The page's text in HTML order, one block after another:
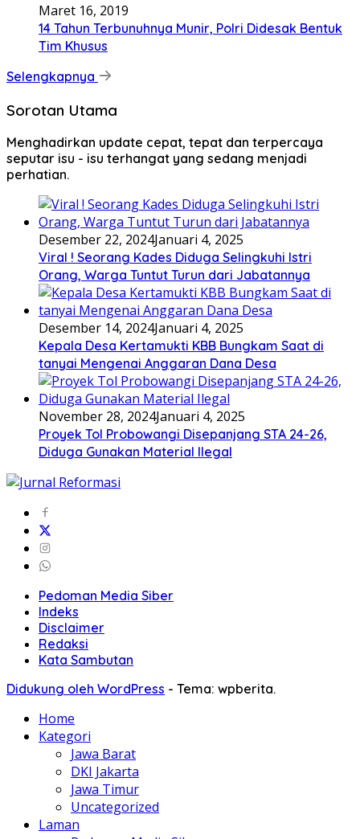
Maret 16, 2019
14 Tahun Terbunuhnya Munir, Polri Didesak Bentuk
Tim Khusus
Selengkapnya
Sorotan Utama
Menghadirkan update cepat, tepat dan terpercaya
seputar isu - isu terhangat yang sedang menjadi
perhatian.
Desember 22, 2024Januari 4, 2025
Viral ! Seorang Kades Diduga Selingkuhi Istri
Orang, Warga Tuntut Turun dari Jabatannya
Desember 14, 2024Januari 4, 2025
Kepala Desa Kertamukti KBB Bungkam Saat di
tanyai Mengenai Anggaran Dana Desa
November 28, 2024Januari 4, 2025
Proyek Tol Probowangi Disepanjang STA 24-26,
Diduga Gunakan Material Ilegal
Pedoman Media Siber
Indeks
Disclaimer
Redaksi
Kata Sambutan
Didukung oleh WordPress - Tema: wpberita.
Home
Kategori
Jawa Barat
DKI Jakarta
Jawa Timur
Uncategorized
Laman